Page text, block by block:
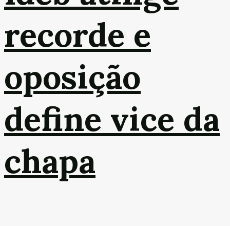
recorde e
oposição
define vice da
chapa